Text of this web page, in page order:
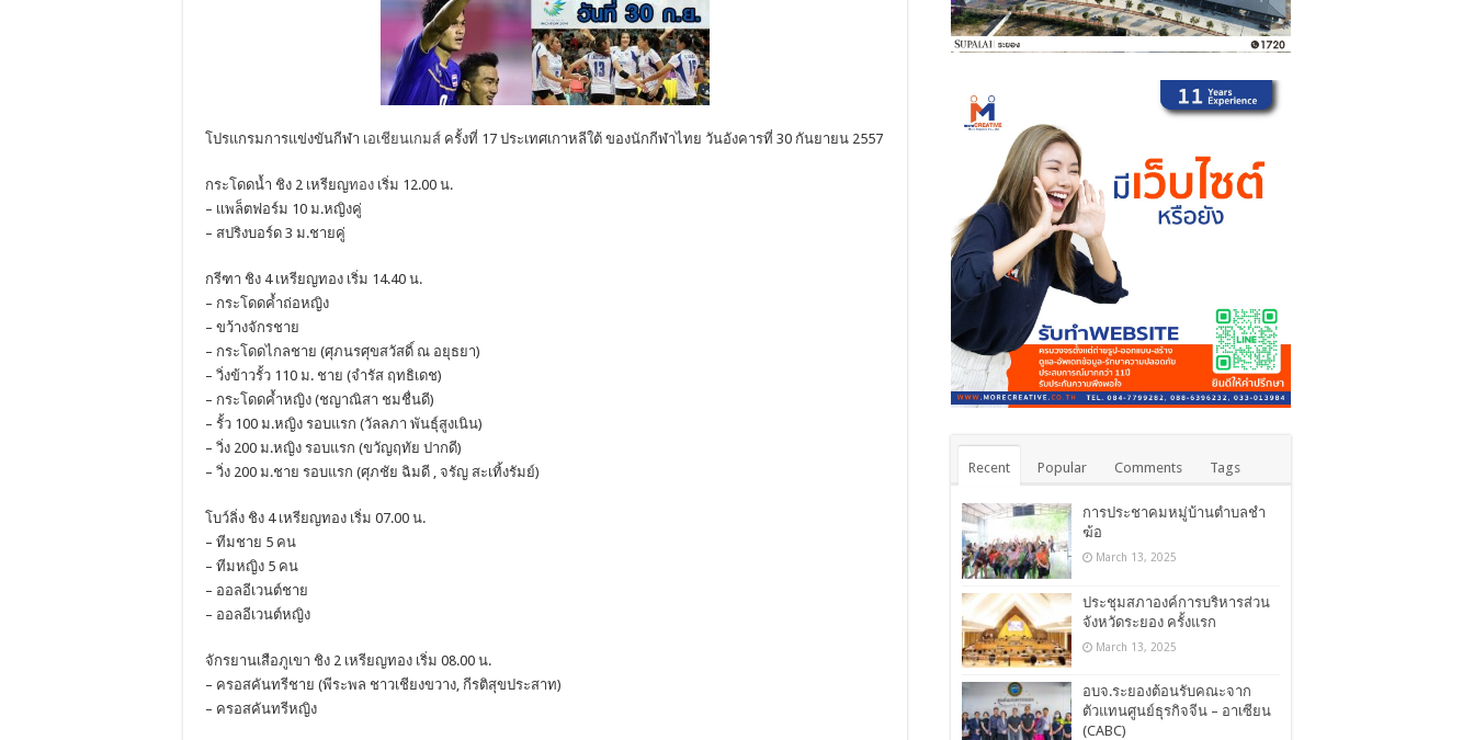
โปรแกรมการแข่งขันกีฬา เอเชียนเกมส์ ครั้งที่ 17 ประเทศเกาหลีใต้ ของนักกีฬาไทย วันอังคารที่ 30 กันยายน 2557
กระโดดน้ำ ชิง 2 เหรียญทอง เริ่ม 12.00 น.
– เเพล็ตฟอร์ม 10 ม.หญิงคู่
– สปริงบอร์ด 3 ม.ชายคู่
กรีฑา ชิง 4 เหรียญทอง เริ่ม 14.40 น.
– กระโดดค้ำถ่อหญิง
– ขว้างจักรชาย
– กระโดดไกลชาย (ศุภนรศุขสวัสดิ์ ณ อยุธยา)
– วิ่งข้าวรั้ว 110 ม. ชาย (จำรัส ฤทธิเดช)
– กระโดดค้ำหญิง (ชญาณิสา ชมชื่นดี)
– รั้ว 100 ม.หญิง รอบแรก (วัลลภา พันธุ์สูงเนิน)
– วิ่ง 200 ม.หญิง รอบแรก (ขวัญฤทัย ปากดี)
– วิ่ง 200 ม.ชาย รอบแรก (ศุภชัย ฉิมดี , จรัญ สะเทิ้งรัมย์)
โบว์ลิ่ง ชิง 4 เหรียญทอง เริ่ม 07.00 น.
– ทีมชาย 5 คน
– ทีมหญิง 5 คน
– ออลอีเวนต์ชาย
– ออลอีเวนต์หญิง
จักรยานเสือภูเขา ชิง 2 เหรียญทอง เริ่ม 08.00 น.
– ครอสคันทรีชาย (พีระพล ชาวเชียงขวาง, กีรติสุขประสาท)
– ครอสคันทรีหญิง
Recent Popular Comments Tags
การประชาคมหมู่บ้านตำบลชำ
ฆ้อ
March 13, 2025
ประชุมสภาองค์การบริหารส่วน
จังหวัดระยอง ครั้งแรก
March 13, 2025
อบจ.ระยองต้อนรับคณะจาก
ตัวแทนศูนย์ธุรกิจจีน – อาเซียน
(CABC)